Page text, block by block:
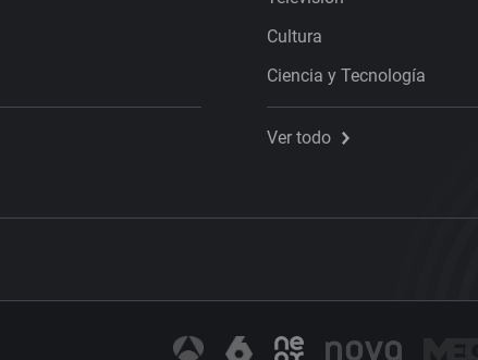
Cultura
Ciencia y Tecnología
Ver todo